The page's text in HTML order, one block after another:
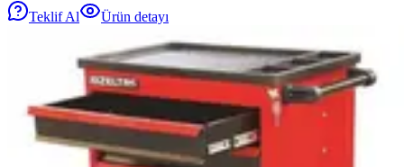
Teklif Al
Ürün detayı